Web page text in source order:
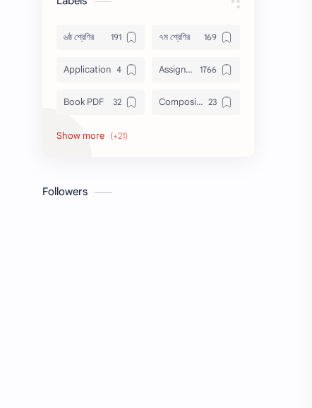
৬ষ্ঠ শ্রেণির ৭ম শ্রেণির
Application Assignment
Book PDF Composition
Honors
Model Test
Followers